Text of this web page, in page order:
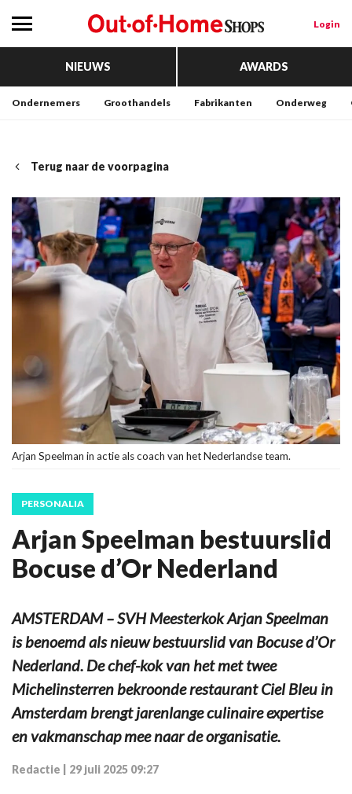
Login
NIEUWS AWARDS
Ondernemers Groothandels Fabrikanten Onderweg
Terug naar de voorpagina
Arjan Speelman in actie als coach van het Nederlandse team.
PERSONALIA
Arjan Speelman bestuurslid
Bocuse d’Or Nederland
AMSTERDAM – SVH Meesterkok Arjan Speelman
is benoemd als nieuw bestuurslid van Bocuse d’Or
Nederland. De chef-kok van het met twee
Michelinsterren bekroonde restaurant Ciel Bleu in
Amsterdam brengt jarenlange culinaire expertise
en vakmanschap mee naar de organisatie.
Redactie 29 juli 2025 09:27